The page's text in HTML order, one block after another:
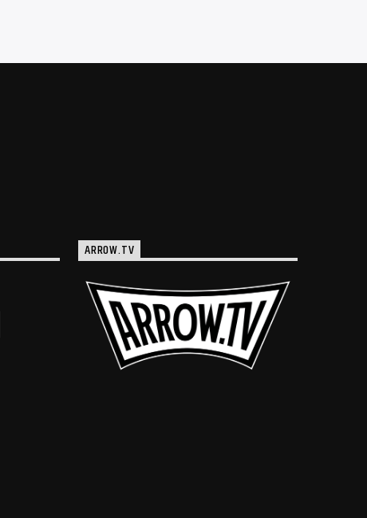
ARROW.TV